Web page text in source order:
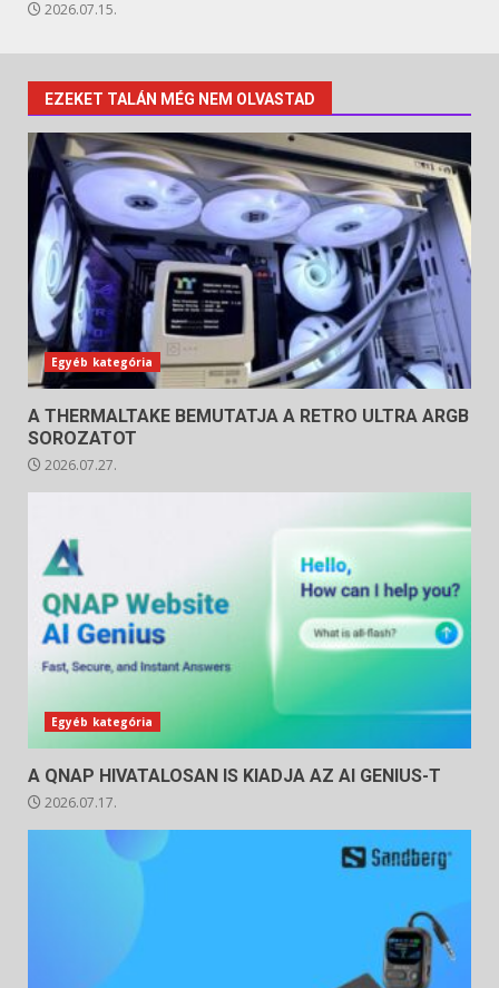
2026.07.15.
EZEKET TALÁN MÉG NEM OLVASTAD
Egyéb kategória
A THERMALTAKE BEMUTATJA A RETRO ULTRA ARGB
SOROZATOT
2026.07.27.
Egyéb kategória
A QNAP HIVATALOSAN IS KIADJA AZ AI GENIUS-T
2026.07.17.